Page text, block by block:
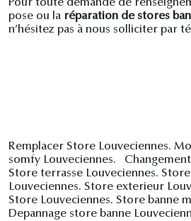
Pour toute demande de
pose ou la réparation de stores
n’hésitez pas à nous solliciter par
Remplacer Store Louveciennes.
somfy Louveciennes.
Store terrasse Louveciennes.
Louveciennes. Store exterieur
Store Louveciennes. Store banne
Depannage store banne